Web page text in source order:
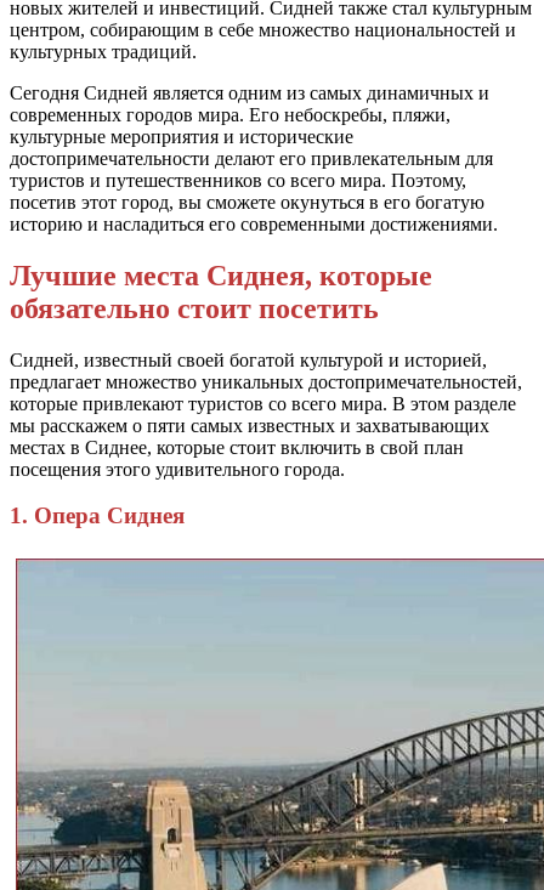
новых жителей и инвестиций. Сидней также стал культурным
центром, собирающим в себе множество национальностей и
культурных традиций.
Сегодня Сидней является одним из самых динамичных и
современных городов мира. Его небоскребы, пляжи,
культурные мероприятия и исторические
достопримечательности делают его привлекательным для
туристов и путешественников со всего мира. Поэтому,
посетив этот город, вы сможете окунуться в его богатую
историю и насладиться его современными достижениями.
Лучшие места Сиднея, которые
обязательно стоит посетить
Сидней, известный своей богатой культурой и историей,
предлагает множество уникальных достопримечательностей,
которые привлекают туристов со всего мира. В этом разделе
мы расскажем о пяти самых известных и захватывающих
местах в Сиднее, которые стоит включить в свой план
посещения этого удивительного города.
1. Опера Сиднея